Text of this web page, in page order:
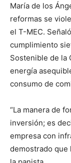
María de los
reformas se
el T-MEC.
cumplimiento
Sostenible de la
energía
consumo de
“La manera de
inversión; es
empresa con
demostrado que